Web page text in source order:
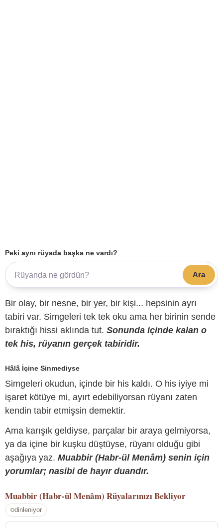
Peki aynı rüyada başka ne vardı?
Ara
Bir olay, bir nesne, bir yer, bir kişi... hepsinin ayrı
tabiri var. Simgeleri tek tek oku ama her birinin sende
bıraktığı hissi aklında tut. Sonunda içinde kalan o
tek his, rüyanın gerçek tabiridir.
Hâlâ İçine Sinmediyse
Simgeleri okudun, içinde bir his kaldı. O his iyiye mi
işaret kötüye mi, ayırt edebiliyorsan rüyanı zaten
kendin tabir etmişsin demektir.
Ama karışık geldiyse, parçalar bir araya gelmiyorsa,
ya da içine bir kuşku düştüyse, rüyanı olduğu gibi
aşağıya yaz. Muabbir (Habr-ül Menâm) senin için
yorumlar; nasibi de hayır duandır.
Muabbir (Habr-ül Menâm) Rüyalarınızı Bekliyor
dinleniyor